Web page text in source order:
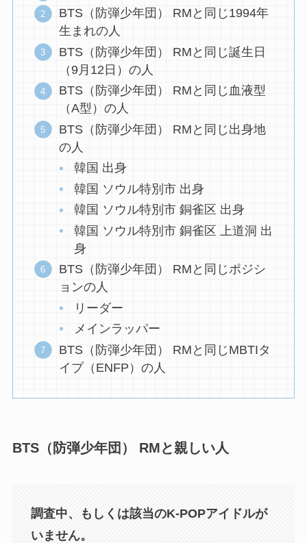
BTS（防弾少年団） RMと同じ1994年
生まれの人
BTS（防弾少年団） RMと同じ誕生日
（9月12日）の人
BTS（防弾少年団） RMと同じ血液型
（A型）の人
BTS（防弾少年団） RMと同じ出身地
の人
韓国 出身
韓国 ソウル特別市 出身
韓国 ソウル特別市 銅雀区 出身
韓国 ソウル特別市 銅雀区 上道洞 出
身
BTS（防弾少年団） RMと同じポジシ
ョンの人
リーダー
メインラッパー
BTS（防弾少年団） RMと同じMBTIタ
イプ（ENFP）の人
BTS（防弾少年団） RMと親しい人
調査中、もしくは該当のK-POPアイドルが
いません。